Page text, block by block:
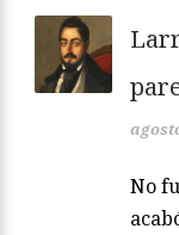
No